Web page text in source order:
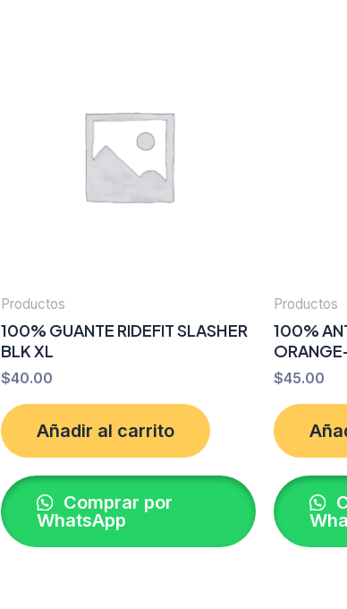
Productos
100% GUANTE RIDEFIT SLASHER
BLK XL
$40.00
Añadir al carrito
Comprar por
WhatsApp
Productos
100%
$45.00